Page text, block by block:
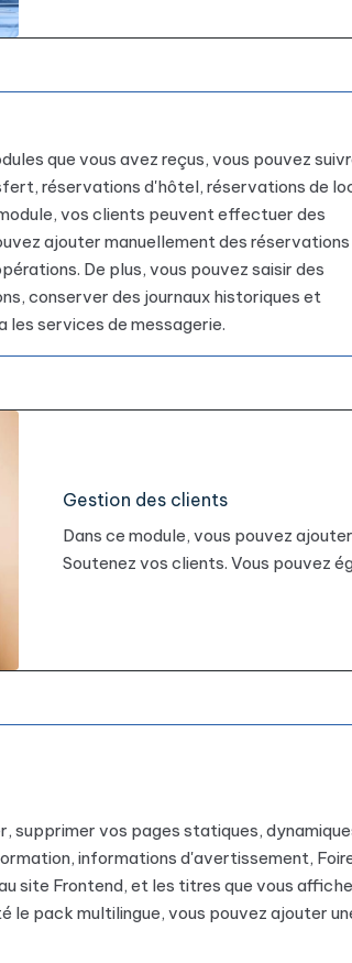
que vous avez reçus, vous pouvez
réservations d'hôtel, réservations de
vos clients peuvent effectuer des
ajouter manuellement des
De plus, vous pouvez saisir des
conserver des journaux historiques et
les services de messagerie.
Gestion des clients
Dans ce module, vous pouvez
Soutenez vos clients. Vous pouvez
supprimer vos pages statiques,
informations d'avertissement,
site Frontend, et les titres que vous
le pack multilingue, vous pouvez ajouter